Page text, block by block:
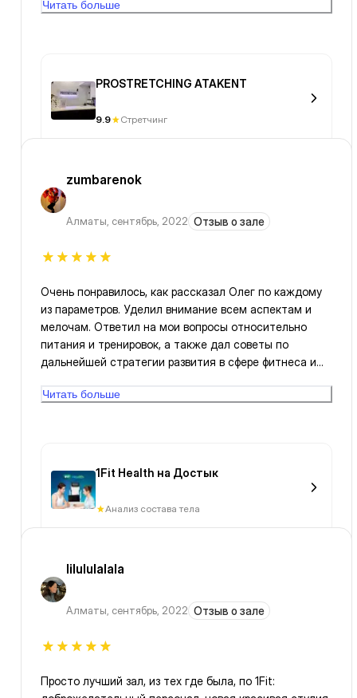
протираются коврики после занятия, видимо.
Читать больше
PROSTRETCHING ATAKENT
9.9 Стретчинг
zumbarenok
Алматы, сентябрь, 2022 Отзыв о зале
Очень понравилось, как рассказал Олег по каждому
из параметров. Уделил внимание всем аспектам и
мелочам. Ответил на мои вопросы относительно
питания и тренировок, а также дал советы по
дальнейшей стратегии развития в сфере фитнеса и
профессионализм!
Читать больше
1Fit Health на Достык
Анализ состава тела
lilululalala
Алматы, сентябрь, 2022 Отзыв о зале
Просто лучший зал, из тех где была, по 1Fit: